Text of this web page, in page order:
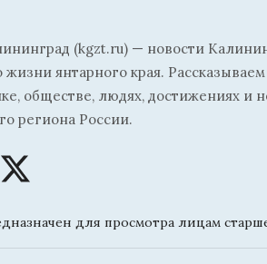
(kgzt.ru) — новости
жизни янтарного края.
обществе, людях, достижениях и
региона России.
для просмотра лицам